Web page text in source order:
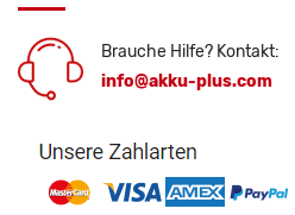
Brauche Hilfe? Kontakt:
info@akku-plus.com